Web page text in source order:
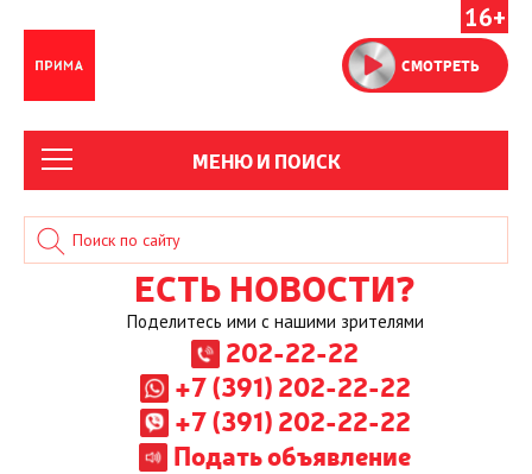
16+
СМОТРЕТЬ
МЕНЮ И ПОИСК
ЕСТЬ НОВОСТИ?
Поделитесь ими с нашими зрителями
202-22-22
+7 (391) 202-22-22
+7 (391) 202-22-22
Подать объявление